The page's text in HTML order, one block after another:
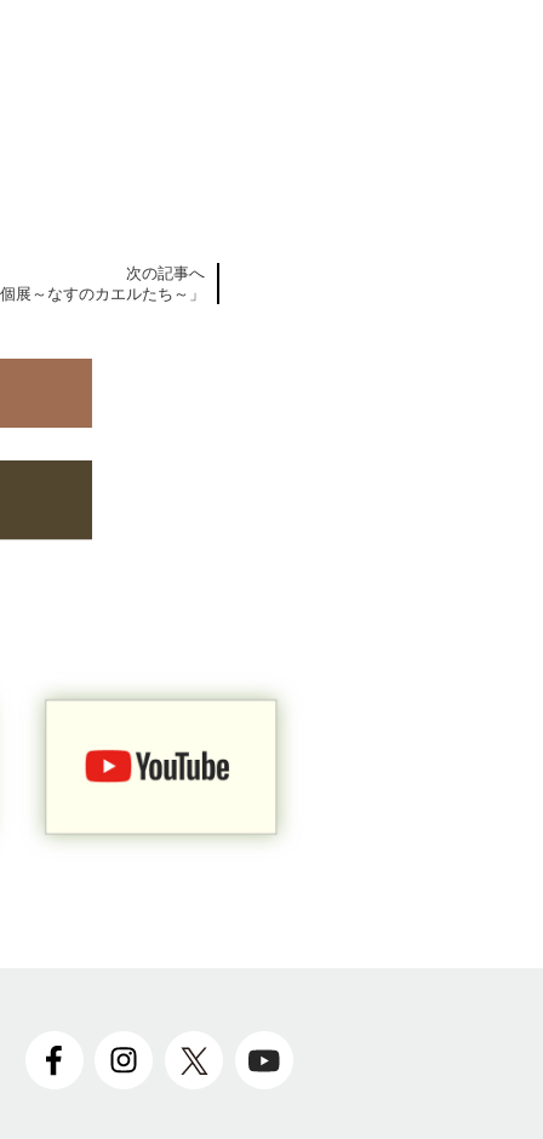
次の記事へ
展～なすのカエルたち～」